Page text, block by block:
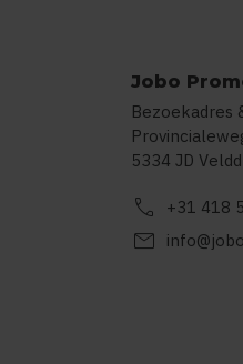
Jobo
Bezoekadres
5334 JD
call +31 418
mail